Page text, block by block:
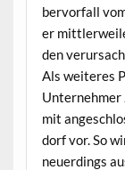
ber­vor­fall
er
den
Als weit­eres
Unternehmer
mit
dorf vor. So
neuerd­ings